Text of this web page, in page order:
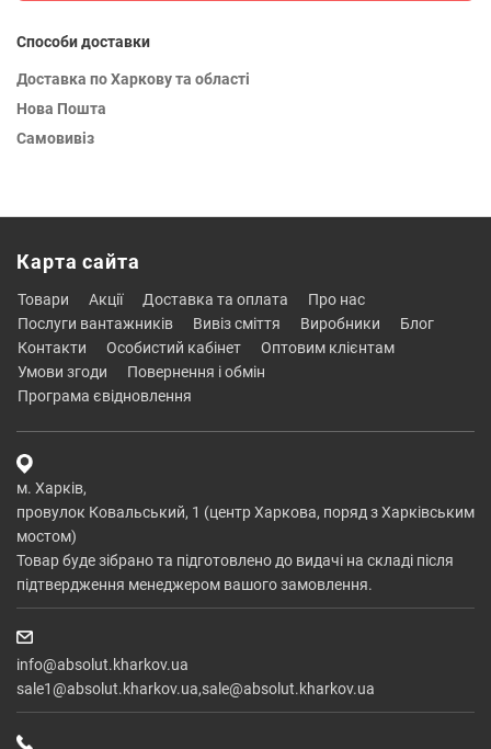
Способи доставки
Доставка по Харкову та області
Нова Пошта
Самовивіз
Карта сайта
товари акції доставка та оплата
про нас
послуги вантажників
вивіз сміття виробники
блог
контакти
особистий кабінет
оптовим клієнтам
умови згоди
повернення і обмін
програма євідновлення
м. Харків,
провулок Ковальський, 1 (центр Харкова, поряд з Харківським
мостом)
Товар буде зібрано та підготовлено до видачі на складі після
підтвердження менеджером вашого замовлення.
info@absolut.kharkov.ua
sale1@absolut.kharkov.ua,sale@absolut.kharkov.ua